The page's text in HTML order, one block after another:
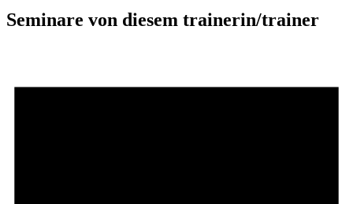
Seminare von diesem trainerin/trainer